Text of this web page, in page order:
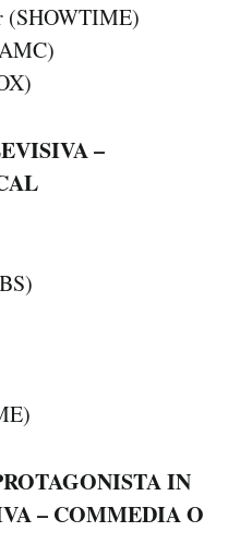
(SHOWTIME)
–
IN
– COMMEDIA O